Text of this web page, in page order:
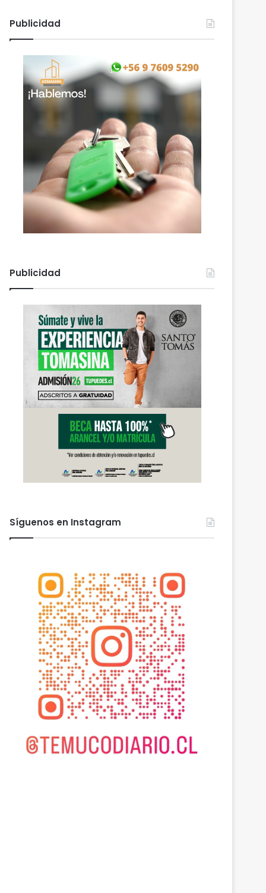
Publicidad
Publicidad
Síguenos en Instagram